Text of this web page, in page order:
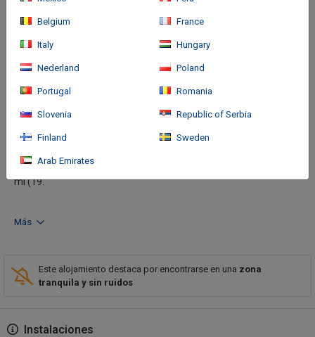
With a stay at Casa Mosaico Hotel Boutique in Medellín, you'll be
mi (17.7 km) from Botero Plaza. This family-friendly hotel is 12.1
mi (19.
Más
Este alojamiento destaca por encontrarse en una zona
tranquila y sin ruidos
Instalaciones
Belgium France
Italy Hungary
Nederland Poland
Portugal Romania
Slovenia Republic of Serbia
Finland Sweden
Arab Emirates